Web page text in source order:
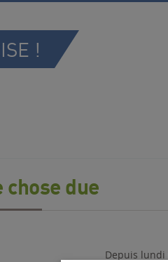
!
chose due
Depuis lundi